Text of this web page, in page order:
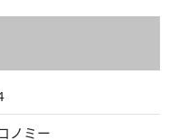
ノミー